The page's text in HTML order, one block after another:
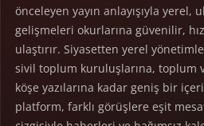
önceleyen yayın anlayışıyla yerel,
gelişmeleri okurlarına güvenilir,
ulaştırır. Siyasetten yerel
sivil toplum kuruluşlarına, toplum
köşe yazılarına kadar geniş bir
platform, farklı görüşlere eşit